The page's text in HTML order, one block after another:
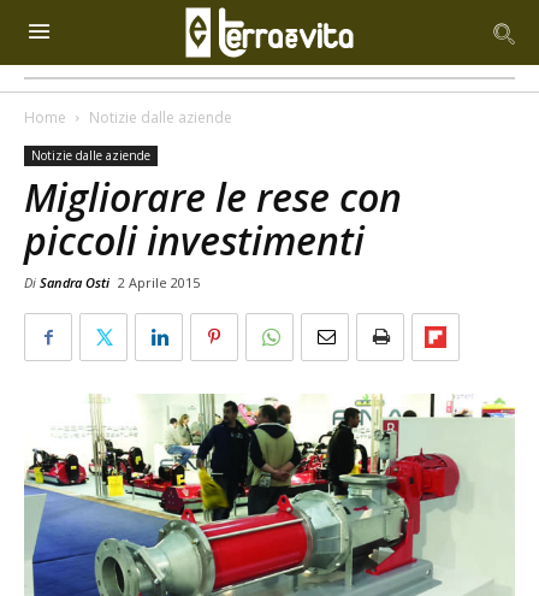
Home Notizie dalle aziende
Notizie dalle aziende
Migliorare le rese con
piccoli investimenti
Di Sandra Osti 2 Aprile 2015